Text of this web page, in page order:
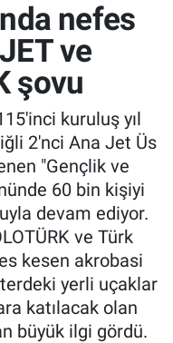
nefes
ve
şovu
kuruluş yıl
2'nci Ana Jet Üs
"Gençlik ve
60 bin kişiyi
devam ediyor.
ve Türk
kesen akrobasi
yerli uçaklar
katılacak olan
büyük ilgi gördü.